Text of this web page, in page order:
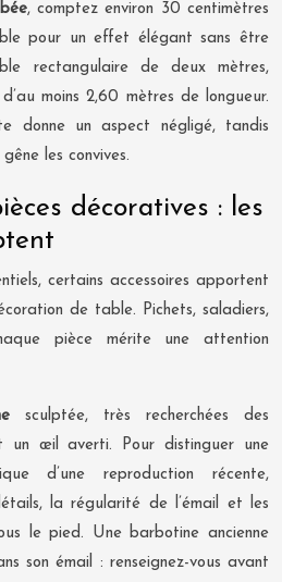
, comptez environ 30 centimètres
pour un effet élégant sans être
rectangulaire de deux mètres,
moins 2,60 mètres de longueur.
donne un aspect négligé, tandis
les convives.
décoratives : les
certains accessoires apportent
de table. Pichets, saladiers,
pièce mérite une attention
sculptée, très recherchées des
un œil averti. Pour distinguer une
d’une reproduction récente,
la régularité de l’émail et les
le pied. Une barbotine ancienne
son émail : renseignez-vous avant